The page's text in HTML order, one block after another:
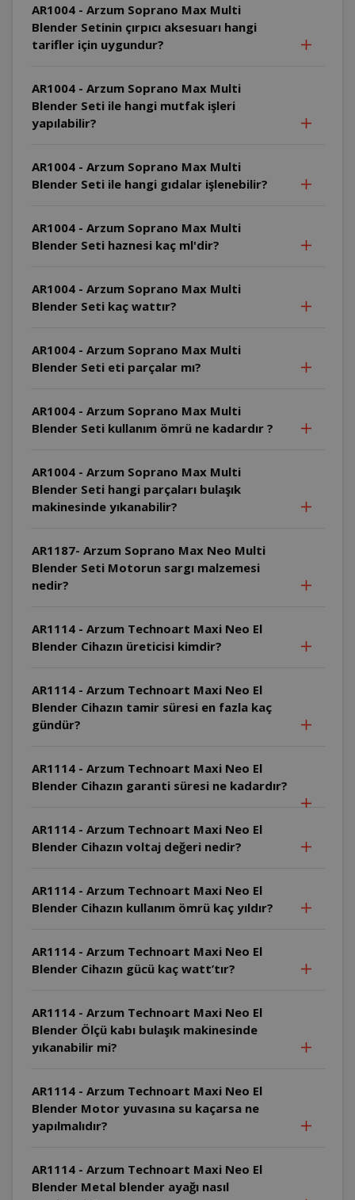
AR1004 - Arzum Soprano Max Multi
Blender Setinin çırpıcı aksesuarı hangi
tarifler için uygundur?
AR1004 - Arzum Soprano Max Multi
Blender Seti ile hangi mutfak işleri
yapılabilir?
AR1004 - Arzum Soprano Max Multi
Blender Seti ile hangi gıdalar işlenebilir?
AR1004 - Arzum Soprano Max Multi
Blender Seti haznesi kaç ml'dir?
AR1004 - Arzum Soprano Max Multi
Blender Seti kaç wattır?
AR1004 - Arzum Soprano Max Multi
Blender Seti eti parçalar mı?
AR1004 - Arzum Soprano Max Multi
Blender Seti kullanım ömrü ne kadardır ?
AR1004 - Arzum Soprano Max Multi
Blender Seti hangi parçaları bulaşık
makinesinde yıkanabilir?
AR1187- Arzum Soprano Max Neo Multi
Blender Seti Motorun sargı malzemesi
nedir?
AR1114 - Arzum Technoart Maxi Neo El
Blender Cihazın üreticisi kimdir?
AR1114 - Arzum Technoart Maxi Neo El
Blender Cihazın tamir süresi en fazla kaç
gündür?
AR1114 - Arzum Technoart Maxi Neo El
Blender Cihazın garanti süresi ne kadardır?
AR1114 - Arzum Technoart Maxi Neo El
Blender Cihazın voltaj değeri nedir?
AR1114 - Arzum Technoart Maxi Neo El
Blender Cihazın kullanım ömrü kaç yıldır?
AR1114 - Arzum Technoart Maxi Neo El
Blender Cihazın gücü kaç watt’tır?
AR1114 - Arzum Technoart Maxi Neo El
Blender Ölçü kabı bulaşık makinesinde
yıkanabilir mi?
AR1114 - Arzum Technoart Maxi Neo El
Blender Motor yuvasına su kaçarsa ne
yapılmalıdır?
AR1114 - Arzum Technoart Maxi Neo El
Blender Metal blender ayağı nasıl